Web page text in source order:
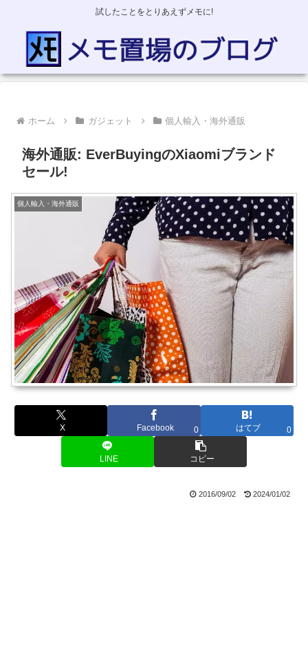
試したことをとりあえずメモに!
ホーム ガジェット 個人輸入・海外通販
海外通販: EverBuyingのXiaomiブランド
セール!
個人輸入・海外通販
X Facebook 0 はてブ 0
LINE コピー
2016/09/02 2024/01/02